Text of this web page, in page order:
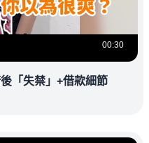
00:30
「失禁」+借款細節